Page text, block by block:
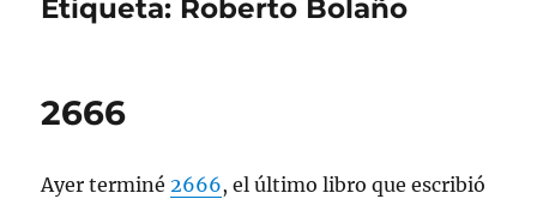
Etiqueta: Roberto Bolaño
2666
Ayer terminé2666, el último libro que escribió